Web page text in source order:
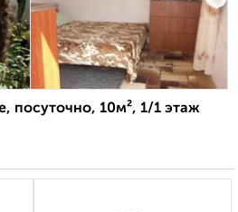
посуточно, 10м², 1/1 этаж